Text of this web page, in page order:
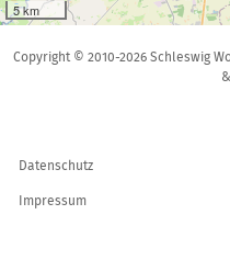
5 km
Copyright © 2010-2026 Schleswig
Datenschutz
Impressum